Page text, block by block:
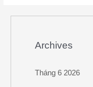
Archives
Tháng 6 2026